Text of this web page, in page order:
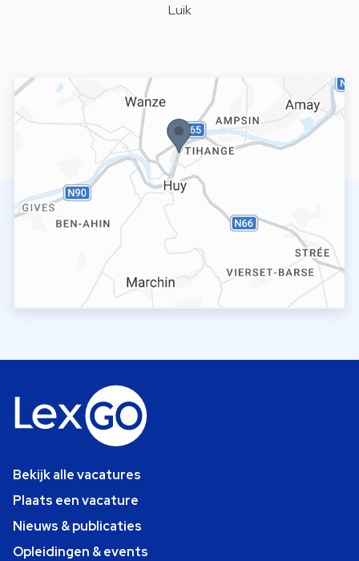
Luik
Bekijk alle vacatures
Plaats een vacature
Nieuws & publicaties
Opleidingen & events